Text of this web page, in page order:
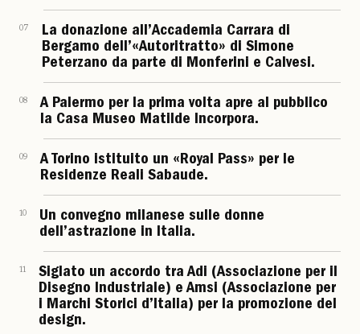
07
La donazione all’Accademia Carrara di
Bergamo dell’«Autoritratto» di Simone
Peterzano da parte di Monferini e Calvesi.
08
A Palermo per la prima volta apre al pubblico
la Casa Museo Matilde Incorpora.
09
A Torino istituito un «Royal Pass» per le
Residenze Reali Sabaude.
10
Un convegno milanese sulle donne
dell’astrazione in Italia.
11
Siglato un accordo tra Adi (Associazione per il
Disegno Industriale) e Amsi (Associazione per
i Marchi Storici d’Italia) per la promozione del
design.